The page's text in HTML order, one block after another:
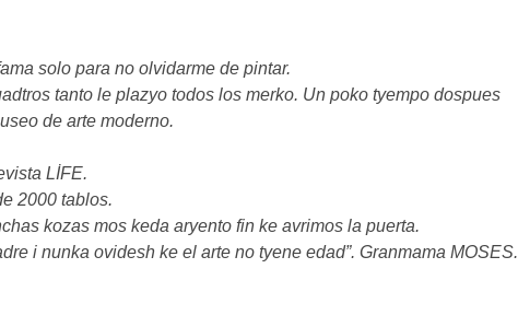
solo para no olvidarme de pintar.
tanto le plazyo todos los merko. Un poko tyempo dospues
de arte moderno.
LİFE.
2000 tablos.
kozas mos keda aryento fin ke avrimos la puerta.
i nunka ovidesh ke el arte no tyene edad”. Granmama MOSES.